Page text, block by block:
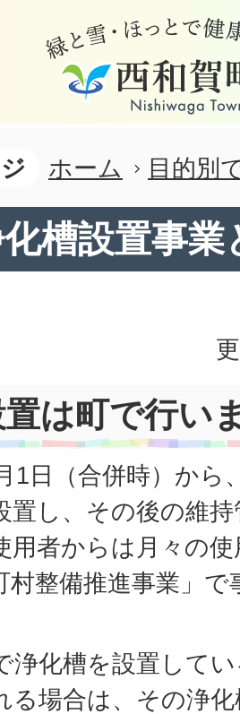
ホーム 目的別
槽設置事業
は町で行い
1日（合併時）から
置し、その後の維
用者からは月々の
村整備推進事業」
浄化槽を設置して
る場合は、その浄